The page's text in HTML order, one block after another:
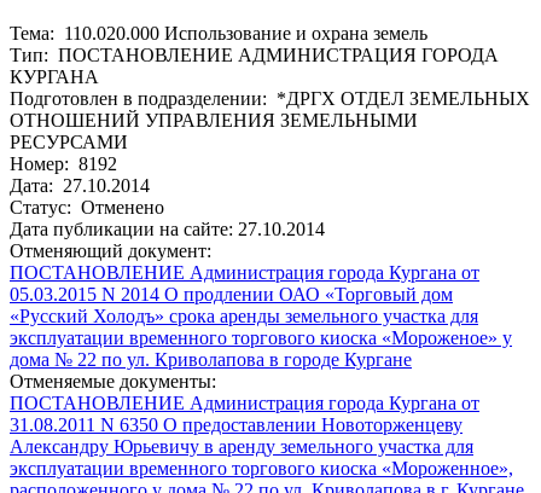
Тема: 110.020.000 Использование и охрана земель
Тип: ПОСТАНОВЛЕНИЕ АДМИНИСТРАЦИЯ ГОРОДА
КУРГАНА
Подготовлен в подразделении: *ДРГХ ОТДЕЛ ЗЕМЕЛЬНЫХ
ОТНОШЕНИЙ УПРАВЛЕНИЯ ЗЕМЕЛЬНЫМИ
РЕСУРСАМИ
Номер: 8192
Дата: 27.10.2014
Статус: Отменено
Дата публикации на сайте: 27.10.2014
Отменяющий документ:
ПОСТАНОВЛЕНИЕ Администрация города Кургана от
05.03.2015 N 2014 О продлении ОАО «Торговый дом
«Русский Холодъ» срока аренды земельного участка для
эксплуатации временного торгового киоска «Мороженое» у
дома № 22 по ул. Криволапова в городе Кургане
Отменяемые документы:
ПОСТАНОВЛЕНИЕ Администрация города Кургана от
31.08.2011 N 6350 О предоставлении Новоторженцеву
Александру Юрьевичу в аренду земельного участка для
эксплуатации временного торгового киоска «Мороженное»,